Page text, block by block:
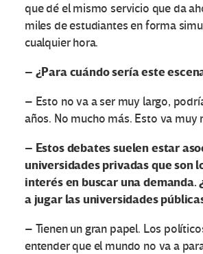
que dé el mismo servicio que da
miles de estudiantes en forma
cualquier hora.
– ¿Para cuándo sería este
– Esto no va a ser muy largo,
años. No mucho más. Esto va muy
– Estos debates suelen estar
universidades privadas que son
interés en buscar una demanda.
a jugar las universidades
– Tienen un gran papel. Los
entender que el mundo no va a